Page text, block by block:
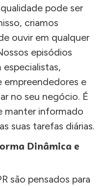
pode ser
criamos
ouvir em qualquer
episódios
empreendedores e
no seu negócio. É
manter informado
suas tarefas diárias.
Dinâmica e
são pensados para